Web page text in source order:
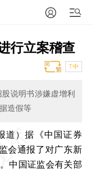
行立案稽查
T中
说明书涉嫌虚增利
造假等
道）据《中国证券
会通报了对广东新
中国证监会有关部